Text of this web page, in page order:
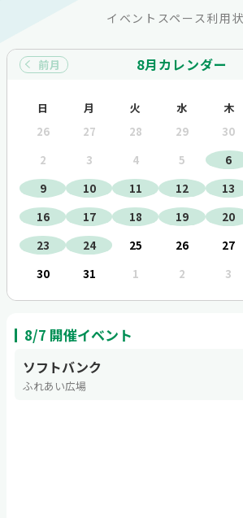
イベントスペース利用
前月 8月カレンダー
日 月 火 水 木
26
27 28 29 30
2
3 4 5 6
9
10 11 12 13
16
17 18 19 20
23
24 25 26 27
30
31 1 2 3
8/7 開催イベント
ソフトバンク
ふれあい広場